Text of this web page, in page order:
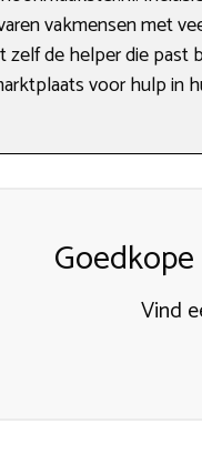
vakmensen met
zelf de helper die past
voor hulp in
Vind